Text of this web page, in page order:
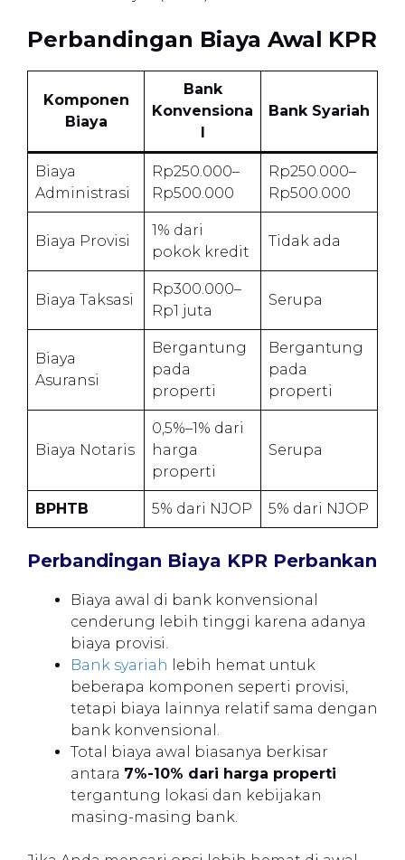
Perbandingan Biaya Awal KPR
Komponen
Biaya
Bank
Konvensiona
l
Bank Syariah
Biaya
Administrasi
Rp250.000–
Rp500.000
Rp250.000–
Rp500.000
Biaya Provisi
1% dari
pokok kredit
Tidak ada
Biaya Taksasi
Rp300.000–
Rp1 juta
Serupa
Biaya
Asuransi
Bergantung
pada
properti
Bergantung
pada
properti
Biaya Notaris
0,5%–1% dari
harga
properti
Serupa
BPHTB 5% dari NJOP 5% dari NJOP
Perbandingan Biaya KPR Perbankan
Biaya awal di bank konvensional
cenderung lebih tinggi karena adanya
biaya provisi.
Bank syariah
lebih hemat untuk
beberapa komponen seperti provisi,
tetapi biaya lainnya relatif sama dengan
bank konvensional.
Total biaya awal biasanya berkisar
antara 7%-10% dari harga properti
tergantung lokasi dan kebijakan
masing-masing bank.